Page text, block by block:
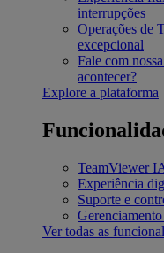
interrupções
Operações de
excepcional
Fale com
acontecer?
Explore a plataforma
TeamViewer
Experiência
Suporte e
Ver todas as